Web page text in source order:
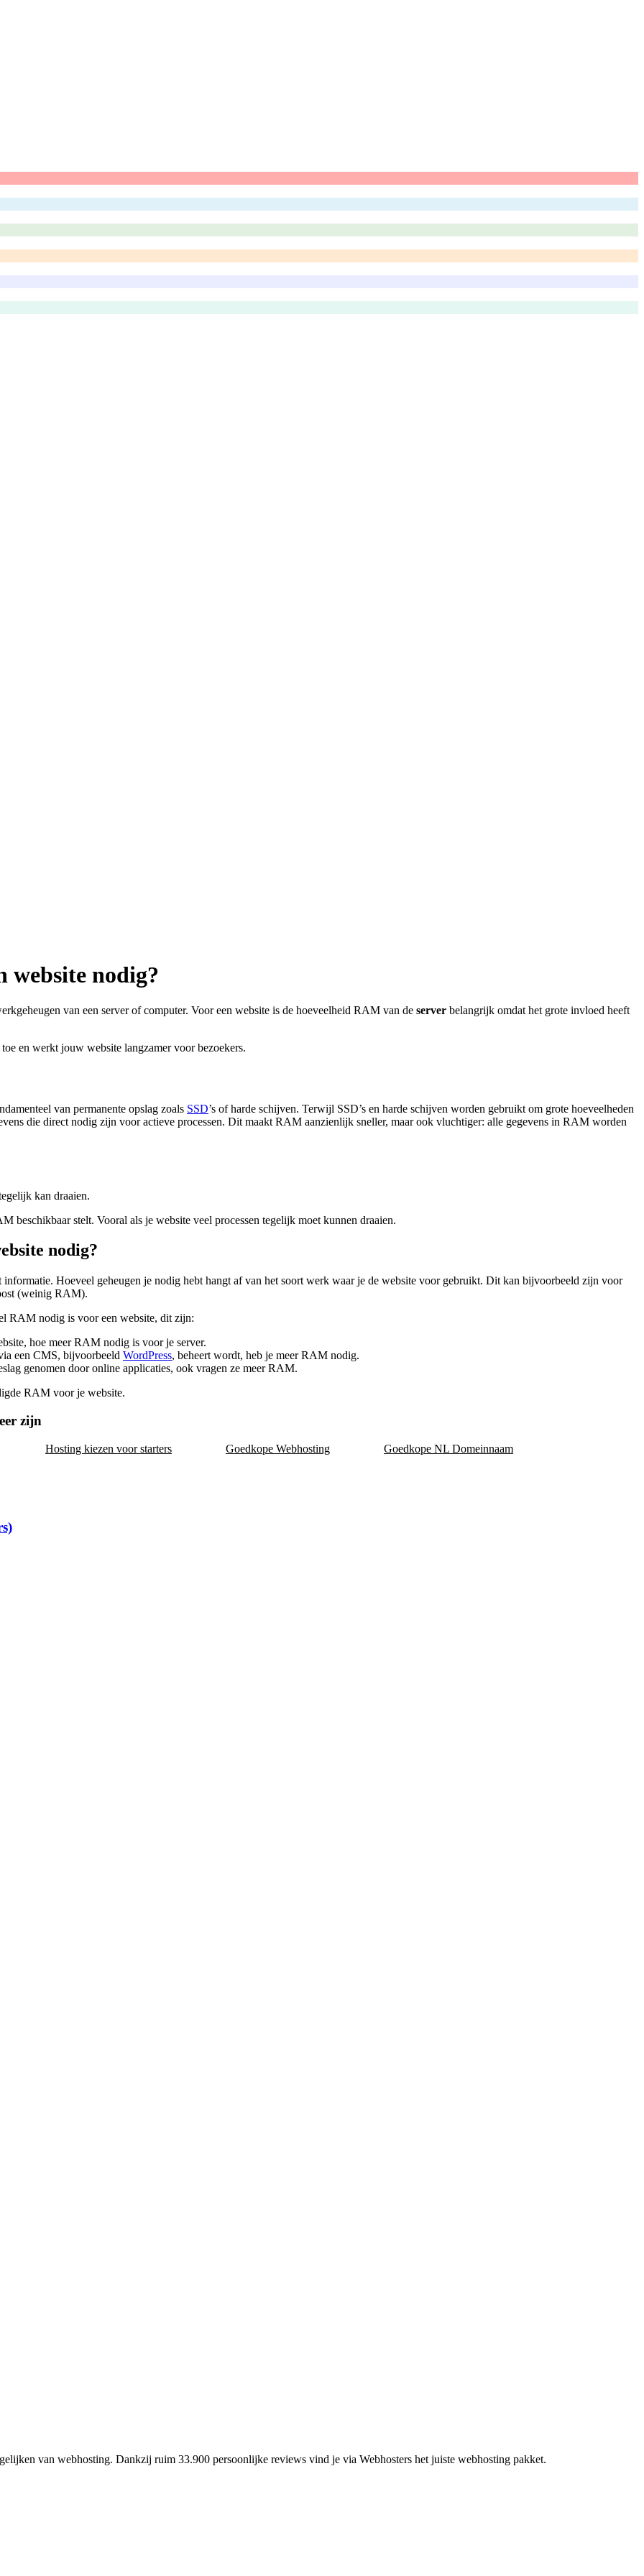
website nodig?
van een server of computer. Voor een website is de hoeveelheid RAM van de server belangrijk omdat het grote invloed heeft
en werkt jouw website langzamer voor bezoekers.
van permanente opslag zoals SSD’s of harde schijven. Terwijl SSD’s en harde schijven worden gebruikt om grote hoeveelheden
die direct nodig zijn voor actieve processen. Dit maakt RAM aanzienlijk sneller, maar ook vluchtiger: alle gegevens in RAM worden
kan draaien.
beschikbaar stelt. Vooral als je website veel processen tegelijk moet kunnen draaien.
nodig?
Hoeveel geheugen je nodig hebt hangt af van het soort werk waar je de website voor gebruikt. Dit kan bijvoorbeeld zijn voor
(weinig RAM).
RAM nodig is voor een website, dit zijn:
hoe meer RAM nodig is voor je server.
een CMS, bijvoorbeeld WordPress, beheert wordt, heb je meer RAM nodig.
genomen door online applicaties, ook vragen ze meer RAM.
RAM voor je website.
zijn
Hosting kiezen voor starters Goedkope Webhosting Goedkope NL Domeinnaam
van webhosting. Dankzij ruim 33.900 persoonlijke reviews vind je via Webhosters het juiste webhosting pakket.